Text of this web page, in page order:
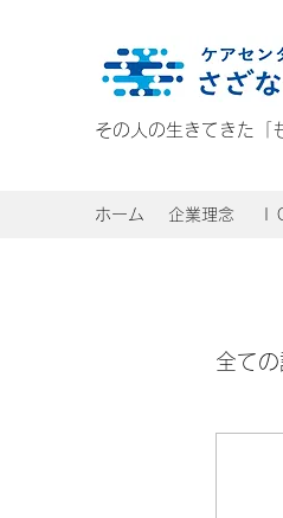
その人の生きてきた「
ホーム 企業理念
全て